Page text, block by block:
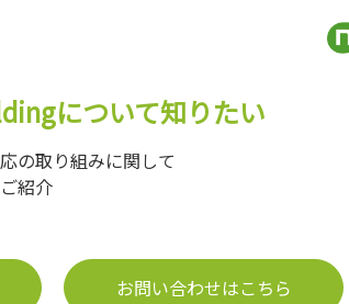
について知りたい
の取り組みに関して
紹介
お問い合わせはこちら